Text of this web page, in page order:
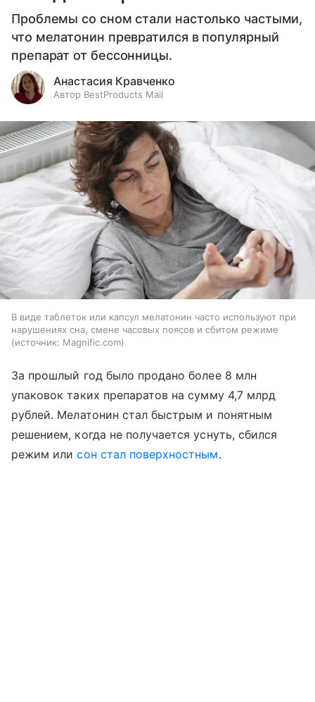
Проблемы со сном стали настолько частыми,
что мелатонин превратился в популярный
препарат от бессонницы.
Анастасия Кравченко
Автор BestProducts Mail
В виде таблеток или капсул мелатонин часто используют при
нарушениях сна, смене часовых поясов и сбитом режиме
источник: Magnific.com
За прошлый год было продано более 8 млн
упаковок таких препаратов на сумму 4,7 млрд
рублей. Мелатонин стал быстрым и понятным
решением, когда не получается уснуть, сбился
режим илисон стал поверхностным.